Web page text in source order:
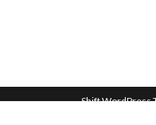
Shift WordPress